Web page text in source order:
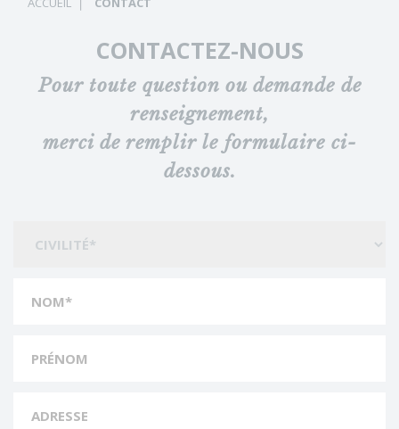
CONTACTEZ-NOUS
Pour toute question ou demande de
renseignement,
merci de remplir le formulaire ci-
dessous.